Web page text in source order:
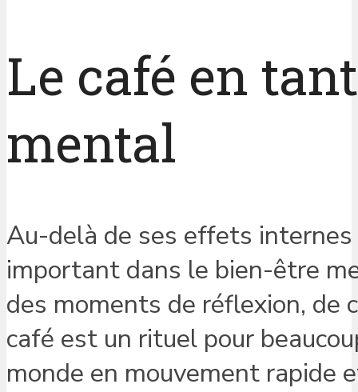
Le café en
mental
Au-delà de ses effets
important dans le bien-être
des moments de réflexion, de
café est un rituel pour
monde en mouvement rapide